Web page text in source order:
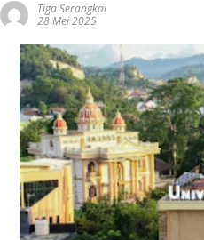
Tiga Serangkai
28 Mei 2025